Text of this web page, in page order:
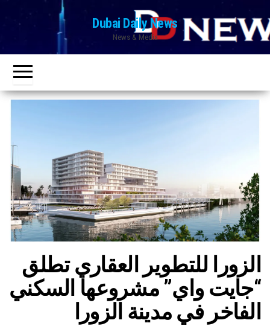
to
the
content
Dubai Daily News
News & Media
الزورا للتطوير العقاري تطلق
“جايت واي” مشروعها السكني
الفاخر في مدينة الزورا